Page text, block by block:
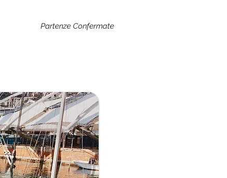
Partenze Confermate